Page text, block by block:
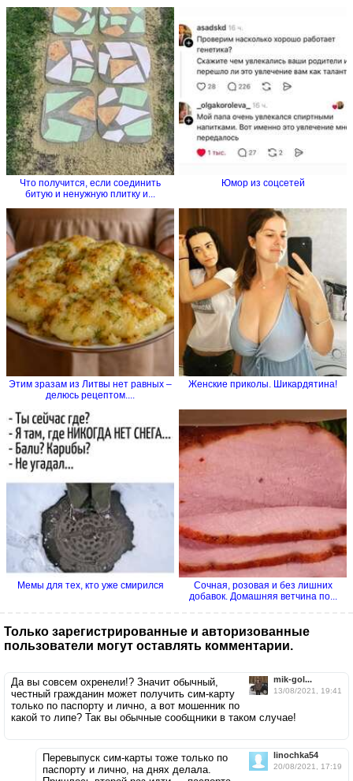
Что получится, если соединить
битую и ненужную плитку и...
Юмор из соцсетей
Этим зразам из Литвы нет равных –
делюсь рецептом....
Женские приколы. Шикардятина!
Мемы для тех, кто уже смирился
Сочная, розовая и без лишних
добавок. Домашняя ветчина по...
Только зарегистрированные и авторизованные
пользователи могут оставлять комментарии.
mik-gol...
13/08/2021, 19:41
Да вы совсем охренели!? Значит обычный,
честный гражданин может получить сим-карту
только по паспорту и лично, а вот мошенник по
какой то липе? Так вы обычные сообщники в таком случае!
linochka54
20/08/2021, 17:19
Перевыпуск сим-карты тоже только по
паспорту и лично, на днях делала.